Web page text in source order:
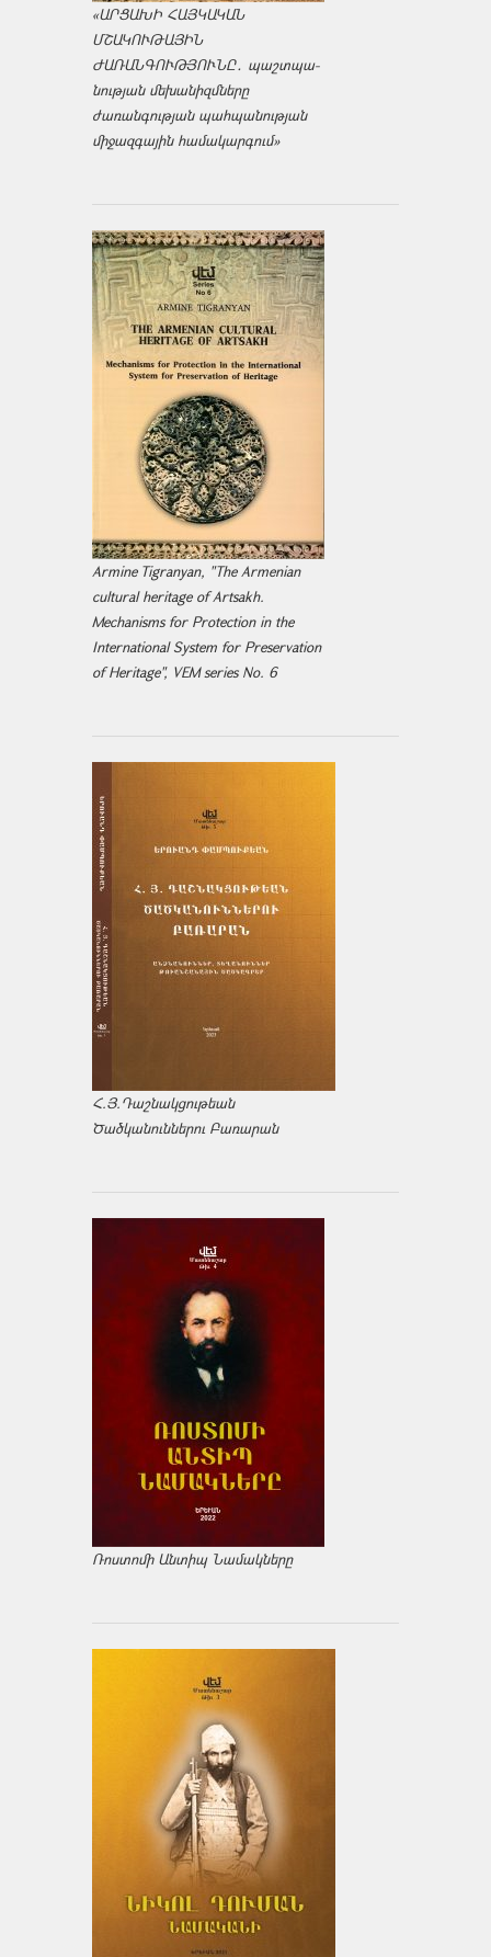
«ԱՐՑԱԽԻ ՀԱՅԿԱԿԱՆ
ՄՇԱԿՈՒԹԱՅԻՆ
ԺԱՌԱՆԳՈՒԹՅՈՒՆԸ․ պաշտպա­
նության մեխանիզմները
ժառանգության պահպանության
միջազ­գային համակարգում»
Armine Tigranyan, "The Armenian
cultural heritage of Artsakh.
Mechanisms for Protection in the
International System for Preservation
of Heritage", VEM series No. 6
Հ.Յ.Դաշնակցութեան
Ծածկանուններու Բառարան
Ռոստոմի Անտիպ Նամակները